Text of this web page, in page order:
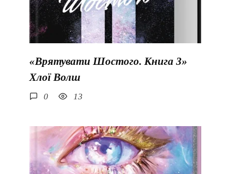
«Врятувати Шостого. Книга 3»
Хлої Волш
0 13